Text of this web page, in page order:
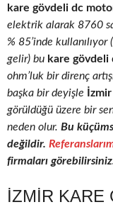
kare gövdeli dc
elektrik alarak 8760
% 85’inde
gelir) bu kare gövdeli
ohm’luk bir direnç
başka bir deyişle
görüldüğü üzere bir
neden olur. Bu
değildir.
firmaları
İZMIR KARE